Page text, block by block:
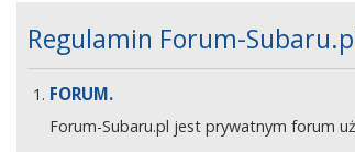
Regulamin Forum-
FORUM.
Forum-Subaru.pl jest prywatnym forum